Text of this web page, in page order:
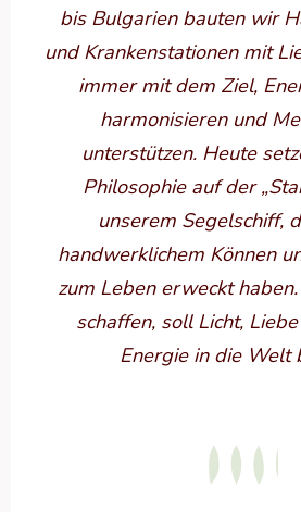
bis Bulgarien bauten wir
und Krankenstationen mit
immer mit dem Ziel,
harmonisieren und
unterstützen. Heute
Philosophie auf der
unserem Segelschiff,
handwerklichem Können
zum Leben erweckt
schaffen, soll Licht,
Energie in die Welt